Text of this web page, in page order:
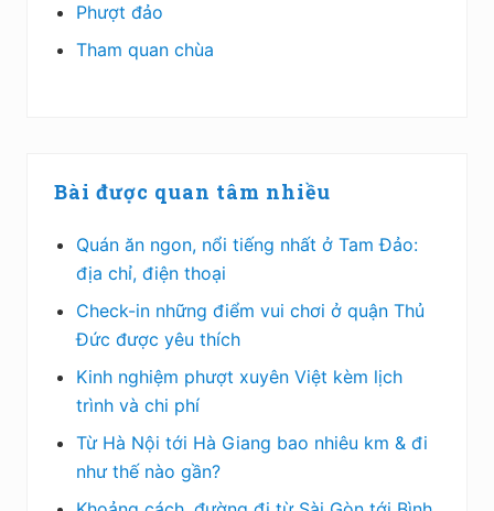
Phượt đảo
Tham quan chùa
Bài được quan tâm nhiều
Quán ăn ngon, nổi tiếng nhất ở Tam Đảo:
địa chỉ, điện thoại
Check-in những điểm vui chơi ở quận Thủ
Đức được yêu thích
Kinh nghiệm phượt xuyên Việt kèm lịch
trình và chi phí
Từ Hà Nội tới Hà Giang bao nhiêu km & đi
như thế nào gần?